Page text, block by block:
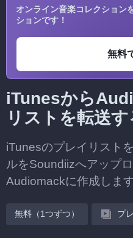
オンライン音楽コレクション
ションです！
無料
iTunesから
リストを転送す
iTunesのプレイリスト
ルをSoundiizへアップ
Audiomackに作成します
無料（1つずつ） プ